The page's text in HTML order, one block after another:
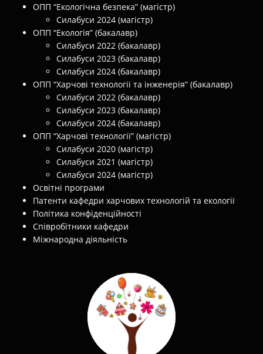
ОПП “Екологічна безпека” (магістр)
Силабуси 2024 (магістр)
ОПП “Екологія” (бакалавр)
Силабуси 2022 (бакалавр)
Силабуси 2023 (бакалавр)
Силабуси 2024 (бакалавр)
ОПП “Харчові технології та інженерія” (бакалавр)
Силабуси 2022 (бакалавр)
Силабуси 2023 (бакалавр)
Силабуси 2024 (бакалавр)
ОПП “Харчові технології” (магістр)
Силабуси 2020 (магістр)
Силабуси 2021 (магістр)
Силабуси 2024 (магістр)
Освітні програми
Патенти кафедри харчових технологій та екології
Політика конфіденційності
Співробітники кафедри
Міжнародна діяльність